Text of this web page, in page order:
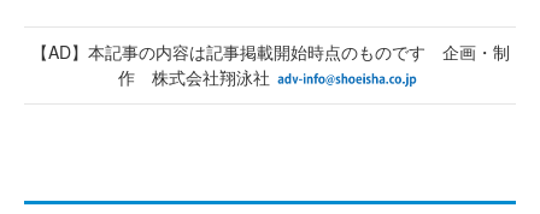
【AD】本記事の内容は記事掲載開始時点のものです 企画・制
作 株式会社翔泳社